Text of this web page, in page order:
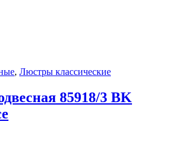
, Люстры классические
85918/3 BK